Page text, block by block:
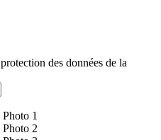
des données de la